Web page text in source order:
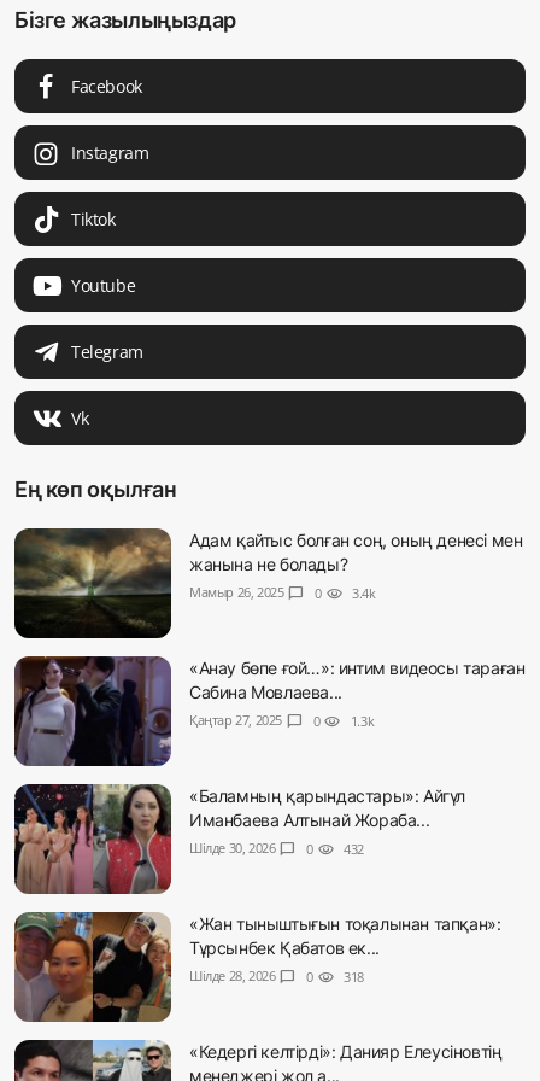
Бізге жазылыңыздар
Facebook
Instagram
Tiktok
Youtube
Telegram
Vk
Ең көп оқылған
Адам қайтыс болған соң, оның денесі мен
жанына не болады?
Мамыр 26, 2025 chat_bubble 0 visibility 3.4k
«Анау бөпе ғой…»: интим видеосы тараған
Сабина Мовлаева...
Қаңтар 27, 2025 chat_bubble 0 visibility 1.3k
«Баламның қарындастары»: Айгүл
Иманбаева Алтынай Жораба...
Шілде 30, 2026 chat_bubble 0 visibility 432
«Жан тыныштығын тоқалынан тапқан»:
Тұрсынбек Қабатов ек...
Шілде 28, 2026 chat_bubble 0 visibility 318
«Кедергі келтірді»: Данияр Елеусіновтің
менеджері жол а...